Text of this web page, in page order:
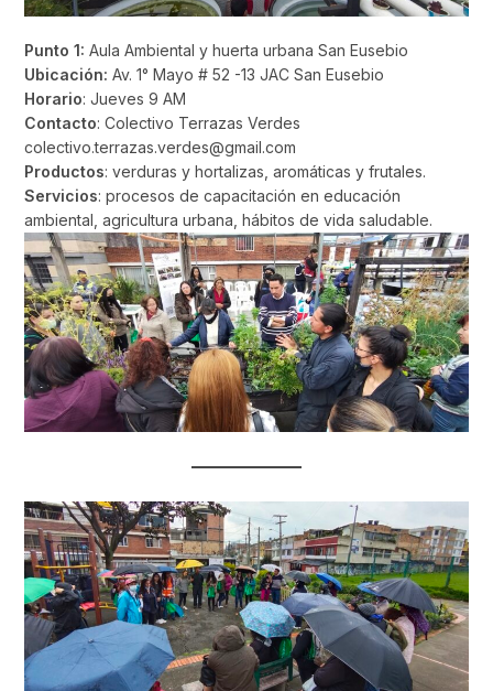
Punto 1:Aula Ambiental y huerta urbana San Eusebio
Ubicación: Av. 1° Mayo # 52 -13 JAC San Eusebio
Horario: Jueves 9 AM
Contacto: Colectivo Terrazas Verdes
colectivo.terrazas.verdes@gmail.com
Productos: verduras y hortalizas, aromáticas y frutales.
Servicios: procesos de capacitación en educación
ambiental, agricultura urbana, hábitos de vida saludable.